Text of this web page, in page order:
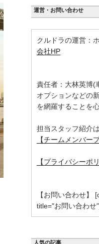
運営・お問い合わせ
クルドラの運営：
会社HP
責任者：大林英博(
オプションなどの
を網羅することを
担当スタッフ紹介
【チームメンバー
【プライバシーポ
【お問い合わせ】
title="お問い合わせ
人気の記事